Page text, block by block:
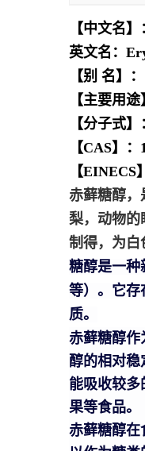
【中文名
英文名：
【别 名】
【主要用
【分子式
【CAS】
【EINECS
赤藓糖醇，
梨，动物的
制得，为白
糖醇是一种
等）。它存
质。
赤藓糖醇作
醇的相对稳
能吸收较
果等食品。
赤藓糖醇在